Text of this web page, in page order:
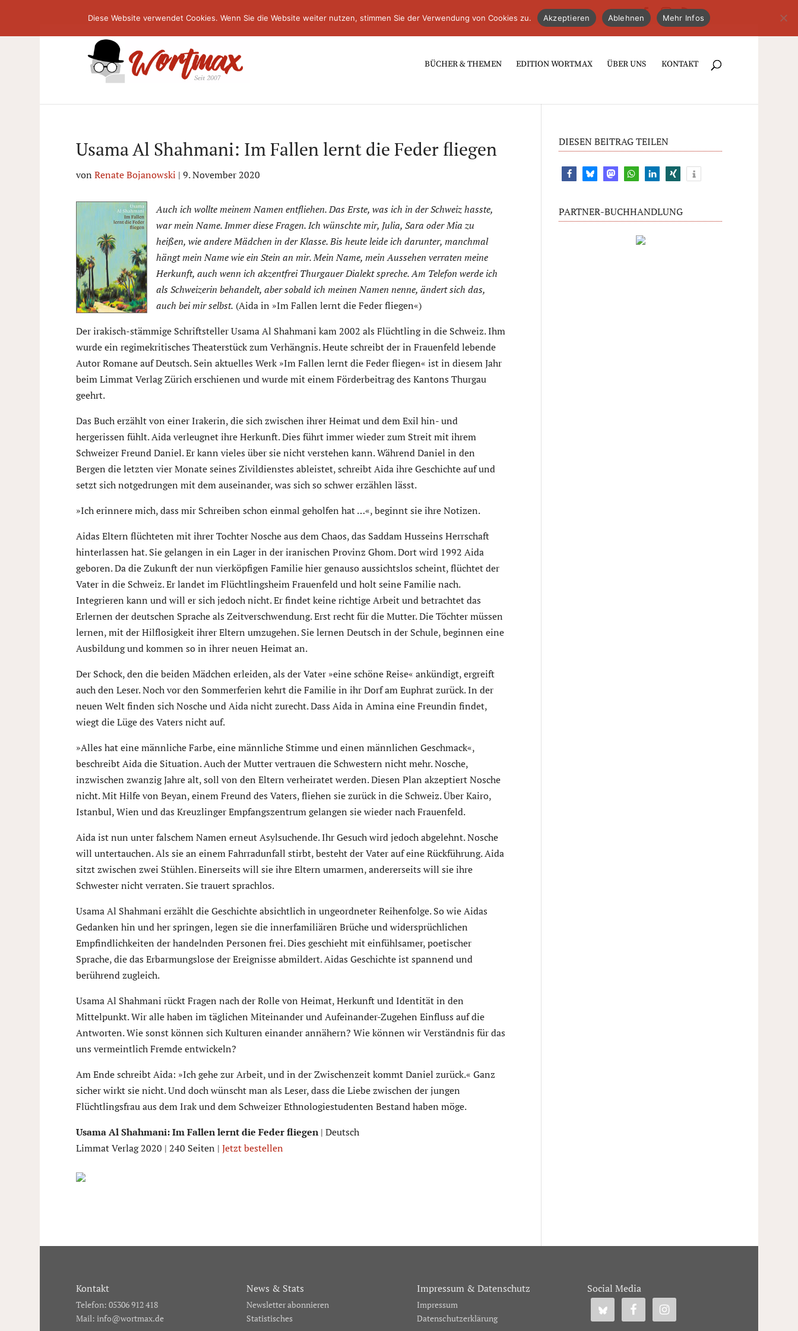
BÜCHER & THEMEN EDITION WORTMAX ÜBER UNS KONTAKT
Usama Al Shahmani: Im Fallen lernt die Feder fliegen
von Renate Bojanowski | 9. November 2020
Auch ich wollte meinem Namen entfliehen. Das Erste, was ich in der Schweiz hasste,
war mein Name. Immer diese Fragen. Ich wünschte mir, Julia, Sara oder Mia zu
heißen, wie andere Mädchen in der Klasse. Bis heute leide ich darunter, manchmal
hängt mein Name wie ein Stein an mir. Mein Name, mein Aussehen verraten meine
Herkunft, auch wenn ich akzentfrei Thurgauer Dialekt spreche. Am Telefon werde ich
als Schweizerin behandelt, aber sobald ich meinen Namen nenne, ändert sich das,
auch bei mir selbst. (Aida in »Im Fallen lernt die Feder fliegen«)
Der irakisch-stämmige Schriftsteller Usama Al Shahmani kam 2002 als Flüchtling in die Schweiz. Ihm
wurde ein regimekritisches Theaterstück zum Verhängnis. Heute schreibt der in Frauenfeld lebende
Autor Romane auf Deutsch. Sein aktuelles Werk »Im Fallen lernt die Feder fliegen« ist in diesem Jahr
beim Limmat Verlag Zürich erschienen und wurde mit einem Förderbeitrag des Kantons Thurgau
geehrt.
Das Buch erzählt von einer Irakerin, die sich zwischen ihrer Heimat und dem Exil hin- und
hergerissen fühlt. Aida verleugnet ihre Herkunft. Dies führt immer wieder zum Streit mit ihrem
Schweizer Freund Daniel. Er kann vieles über sie nicht verstehen kann. Während Daniel in den
Bergen die letzten vier Monate seines Zivildienstes ableistet, schreibt Aida ihre Geschichte auf und
setzt sich notgedrungen mit dem auseinander, was sich so schwer erzählen lässt.
»Ich erinnere mich, dass mir Schreiben schon einmal geholfen hat …«, beginnt sie ihre Notizen.
Aidas Eltern flüchteten mit ihrer Tochter Nosche aus dem Chaos, das Saddam Husseins Herrschaft
hinterlassen hat. Sie gelangen in ein Lager in der iranischen Provinz Ghom. Dort wird 1992 Aida
geboren. Da die Zukunft der nun vierköpfigen Familie hier genauso aussichtslos scheint, flüchtet der
Vater in die Schweiz. Er landet im Flüchtlingsheim Frauenfeld und holt seine Familie nach.
Integrieren kann und will er sich jedoch nicht. Er findet keine richtige Arbeit und betrachtet das
Erlernen der deutschen Sprache als Zeitverschwendung. Erst recht für die Mutter. Die Töchter müssen
lernen, mit der Hilflosigkeit ihrer Eltern umzugehen. Sie lernen Deutsch in der Schule, beginnen eine
Ausbildung und kommen so in ihrer neuen Heimat an.
Der Schock, den die beiden Mädchen erleiden, als der Vater »eine schöne Reise« ankündigt, ergreift
auch den Leser. Noch vor den Sommerferien kehrt die Familie in ihr Dorf am Euphrat zurück. In der
neuen Welt finden sich Nosche und Aida nicht zurecht. Dass Aida in Amina eine Freundin findet,
wiegt die Lüge des Vaters nicht auf.
»Alles hat eine männliche Farbe, eine männliche Stimme und einen männlichen Geschmack«,
beschreibt Aida die Situation. Auch der Mutter vertrauen die Schwestern nicht mehr. Nosche,
inzwischen zwanzig Jahre alt, soll von den Eltern verheiratet werden. Diesen Plan akzeptiert Nosche
nicht. Mit Hilfe von Beyan, einem Freund des Vaters, fliehen sie zurück in die Schweiz. Über Kairo,
Istanbul, Wien und das Kreuzlinger Empfangszentrum gelangen sie wieder nach Frauenfeld.
Aida ist nun unter falschem Namen erneut Asylsuchende. Ihr Gesuch wird jedoch abgelehnt. Nosche
will untertauchen. Als sie an einem Fahrradunfall stirbt, besteht der Vater auf eine Rückführung. Aida
sitzt zwischen zwei Stühlen. Einerseits will sie ihre Eltern umarmen, andererseits will sie ihre
Schwester nicht verraten. Sie trauert sprachlos.
Usama Al Shahmani erzählt die Geschichte absichtlich in ungeordneter Reihenfolge. So wie Aidas
Gedanken hin und her springen, legen sie die innerfamiliären Brüche und widersprüchlichen
Empfindlichkeiten der handelnden Personen frei. Dies geschieht mit einfühlsamer, poetischer
Sprache, die das Erbarmungslose der Ereignisse abmildert. Aidas Geschichte ist spannend und
berührend zugleich.
Usama Al Shahmani rückt Fragen nach der Rolle von Heimat, Herkunft und Identität in den
Mittelpunkt. Wir alle haben im täglichen Miteinander und Aufeinander-Zugehen Einfluss auf die
Antworten. Wie sonst können sich Kulturen einander annähern? Wie können wir Verständnis für das
uns vermeintlich Fremde entwickeln?
Am Ende schreibt Aida: »Ich gehe zur Arbeit, und in der Zwischenzeit kommt Daniel zurück.« Ganz
sicher wirkt sie nicht. Und doch wünscht man als Leser, dass die Liebe zwischen der jungen
Flüchtlingsfrau aus dem Irak und dem Schweizer Ethnologiestudenten Bestand haben möge.
Usama Al Shahmani: Im Fallen lernt die Feder fliegen| Deutsch
Limmat Verlag 2020 | 240 Seiten | Jetzt bestellen
DIESEN BEITRAG TEILEN
PARTNER-BUCHHANDLUNG
Kontakt
Telefon: 05306 912 418
Mail: info@wortmax.de
News & Stats
Newsletter abonnieren
Statistisches
Impressum & Datenschutz
Impressum
Datenschutzerklärung
Social Media
Diese Website verwendet Cookies. Wenn Sie die Website weiter nutzen, stimmen Sie der Verwendung von Cookies zu. Akzeptieren Ablehnen Mehr Infos